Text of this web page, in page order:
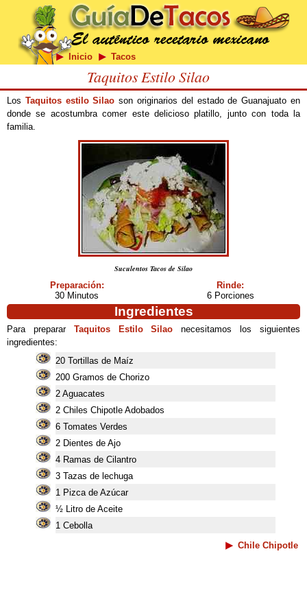
Inicio Tacos
Taquitos Estilo Silao
Los Taquitos estilo Silao son originarios del estado de Guanajuato en
donde se acostumbra comer este delicioso platillo, junto con toda la
familia.
Suculentos Tacos de Silao
Preparación:
30 Minutos
Rinde:
6 Porciones
Ingredientes
Para preparar Taquitos Estilo Silao necesitamos los siguientes
ingredientes:
20 Tortillas de Maíz
200 Gramos de Chorizo
2 Aguacates
2 Chiles Chipotle Adobados
6 Tomates Verdes
2 Dientes de Ajo
4 Ramas de Cilantro
3 Tazas de lechuga
1 Pizca de Azúcar
½ Litro de Aceite
1 Cebolla
Chile Chipotle